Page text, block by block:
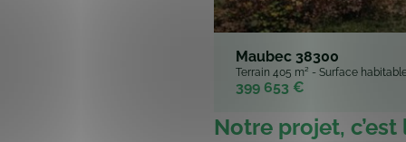
Maubec 38300
Terrain 405 m² - Surface
399 653 €
Notre projet,